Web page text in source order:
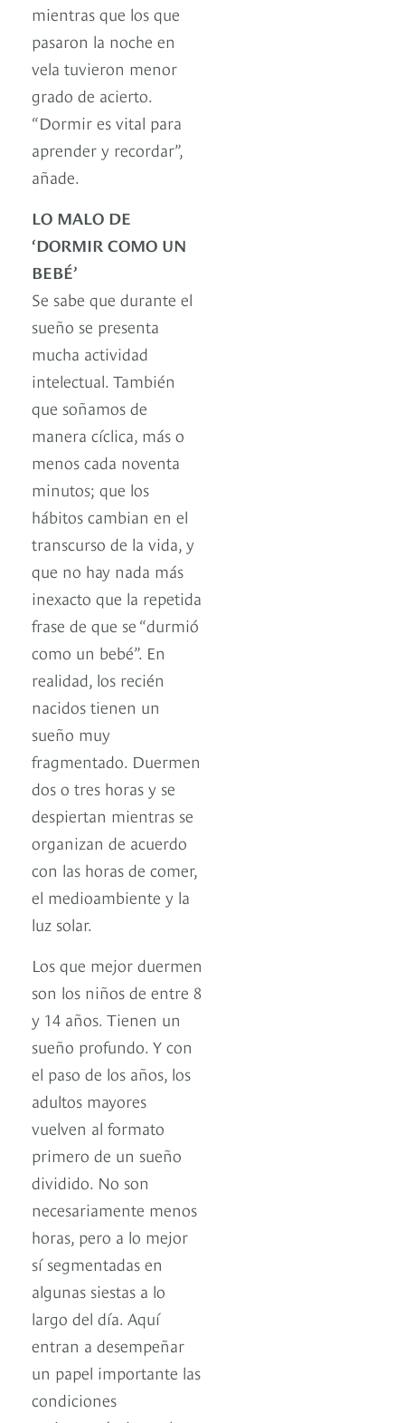
mientras que los que
pasaron la noche en
vela tuvieron menor
grado de acierto.
“Dormir es vital para
aprender y recordar”,
añade.
LO MALO DE
‘DORMIR COMO UN
BEBÉ’
Se sabe que durante el
sueño se presenta
mucha actividad
intelectual. También
que soñamos de
manera cíclica, más o
menos cada noventa
minutos; que los
hábitos cambian en el
transcurso de la vida, y
que no hay nada más
inexacto que la repetida
frase de que se “durmió
como un bebé”. En
realidad, los recién
nacidos tienen un
sueño muy
fragmentado. Duermen
dos o tres horas y se
despiertan mientras se
organizan de acuerdo
con las horas de comer,
el medioambiente y la
luz solar.
Los que mejor duermen
son los niños de entre 8
y 14 años. Tienen un
sueño profundo. Y con
el paso de los años, los
adultos mayores
vuelven al formato
primero de un sueño
dividido. No son
necesariamente menos
horas, pero a lo mejor
sí segmentadas en
algunas siestas a lo
largo del día. Aquí
entran a desempeñar
un papel importante las
condiciones